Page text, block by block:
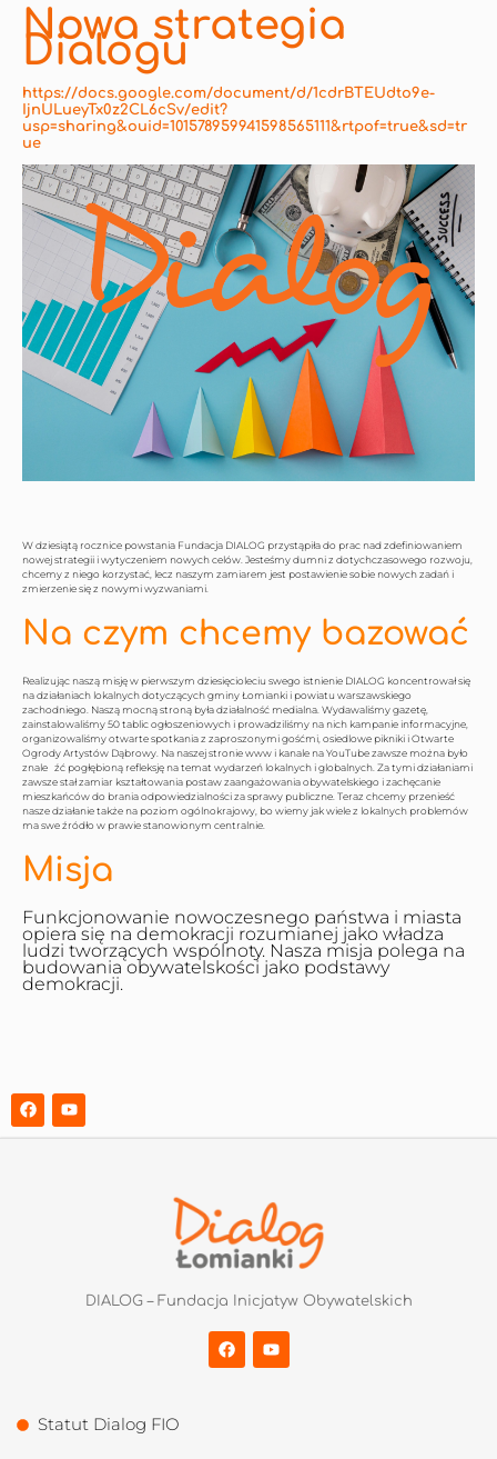
Nowa strategia
Dialogu
https://docs.google.com/document/d/1cdrBTEUdto9e-
IjnULueyTx0z2CL6cSv/edit?
usp=sharing&ouid=101578959941598565111&rtpof=true&sd=tr
ue
W dziesiątą rocznice powstania Fundacja DIALOG przystąpiła do prac nad zdefiniowaniem
nowej strategii i wytyczeniem nowych celów. Jesteśmy dumni z dotychczasowego rozwoju,
chcemy z niego korzystać, lecz naszym zamiarem jest postawienie sobie nowych zadań i
zmierzenie się z nowymi wyzwaniami.
Na czym chcemy bazować
Realizując naszą misję w pierwszym dziesięcioleciu swego istnienie DIALOG koncentrował się
na działaniach lokalnych dotyczących gminy Łomianki i powiatu warszawskiego
zachodniego. Naszą mocną stroną była działalność medialna. Wydawaliśmy gazetę,
zainstalowaliśmy 50 tablic ogłoszeniowych i prowadziliśmy na nich kampanie informacyjne,
organizowaliśmy otwarte spotkania z zaproszonymi gośćmi, osiedlowe pikniki i Otwarte
Ogrody Artystów Dąbrowy. Na naszej stronie www i kanale na YouTube zawsze można było
znale źć pogłębioną refleksję na temat wydarzeń lokalnych i globalnych. Za tymi działaniami
zawsze stał zamiar kształtowania postaw zaangażowania obywatelskiego i zachęcanie
mieszkańców do brania odpowiedzialności za sprawy publiczne. Teraz chcemy przenieść
nasze działanie także na poziom ogólnokrajowy, bo wiemy jak wiele z lokalnych problemów
ma swe źródło w prawie stanowionym centralnie.
Misja
Funkcjonowanie nowoczesnego państwa i miasta
opiera się na demokracji rozumianej jako władza
ludzi tworzących wspólnoty. Nasza misja polega na
budowania obywatelskości jako podstawy
demokracji.
DIALOG – Fundacja Inicjatyw Obywatelskich
Statut Dialog FIO